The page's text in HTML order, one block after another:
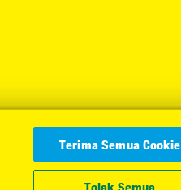
Terima Semua Cookie
Tolak Semua